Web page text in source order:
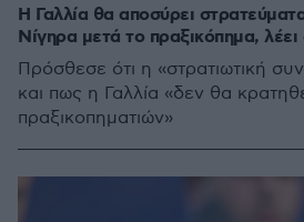
Η Γαλλία θα αποσύρει
Νίγηρα μετά το πραξικόπημα,
Πρόσθεσε ότι η «στρατιωτική
και πως η Γαλλία «δεν θα
πραξικοπηματιών»